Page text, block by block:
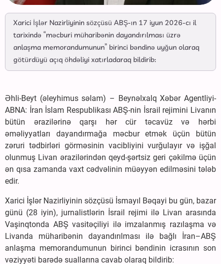
Xarici İşlər Nazirliyinin sözçüsü ABŞ-ın 17 iyun 2026-cı il
tarixində “məcburi müharibənin dayandırılması üzrə
anlaşma memorandumunun” birinci bəndinə uyğun olaraq
götürdüyü açıq öhdəliyi xatırladaraq bildirib:
Əhli-Beyt (əleyhimus səlam) – Beynəlxalq Xəbər Agentliyi-
ABNA: İran İslam Respublikası ABŞ-nin İsrail rejimini Livanın
bütün ərazilərinə qarşı hər cür təcavüz və hərbi
əməliyyatları dayandırmağa məcbur etmək üçün bütün
zəruri tədbirləri görməsinin vacibliyini vurğulayır və işğal
olunmuş Livan ərazilərindən qeyd-şərtsiz geri çəkilmə üçün
ən qısa zamanda vaxt cədvəlinin müəyyən edilməsini tələb
edir.
Xarici İşlər Nazirliyinin sözçüsü İsmayıl Bəqayi bu gün, bazar
günü (28 iyin), jurnalistlərin İsrail rejimi ilə Livan arasında
Vaşinqtonda ABŞ vasitəçiliyi ilə imzalanmış razılaşma və
Livanda müharibənin dayandırılması ilə bağlı İran–ABŞ
anlaşma memorandumunun birinci bəndinin icrasının son
vəziyyəti barədə suallarına cavab olaraq bildirib: